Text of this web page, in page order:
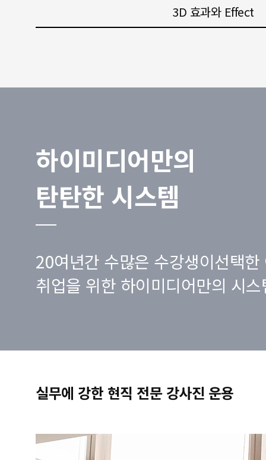
3D 효과와 Effect
하이미디어만의
탄탄한 시스템
20여년간 수많은 수강생이선택한
취업을 위한 하이미디어만의 시
실무에 강한 현직 전문 강사진 운용